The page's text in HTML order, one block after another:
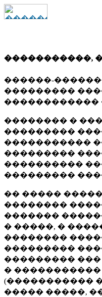
�����������,
������-
���������
������������
�������� �
���������
�����������
���������
����������
���������
�� �����
��������
�������
� �����, �
��������
���������
���������
�
(�����������
����� �����,